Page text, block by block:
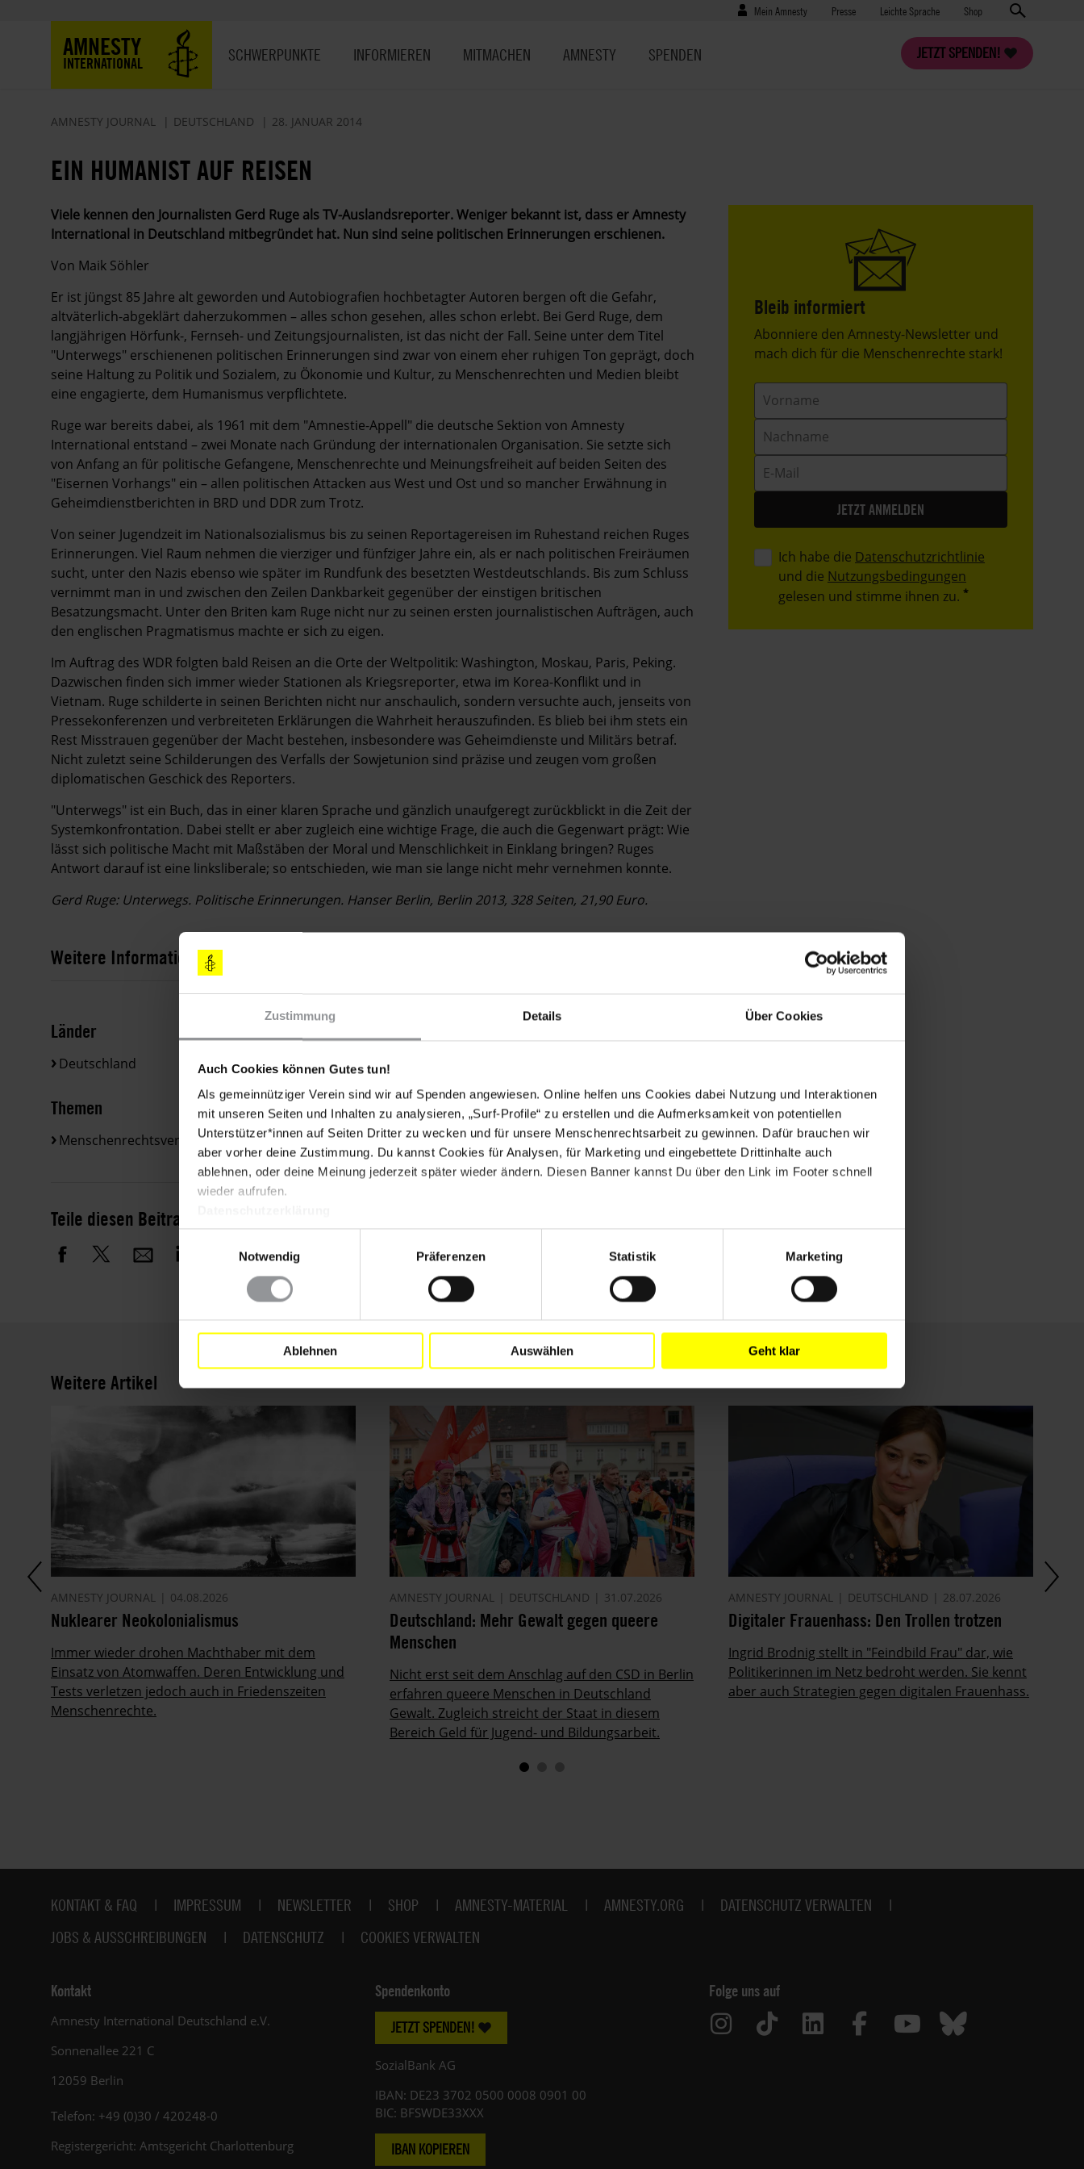
Zustimmung Details Über Cookies
Auch Cookies können Gutes tun!
Als gemeinnütziger Verein sind wir auf Spenden angewiesen. Online helfen uns Cookies dabei Nutzung und Interaktionen
mit unseren Seiten und Inhalten zu analysieren, „Surf-Profile“ zu erstellen und die Aufmerksamkeit von potentiellen
Unterstützer*innen auf Seiten Dritter zu wecken und für unsere Menschenrechtsarbeit zu gewinnen. Dafür brauchen wir
aber vorher deine Zustimmung. Du kannst Cookies für Analysen, für Marketing und eingebettete Drittinhalte auch
ablehnen, oder deine Meinung jederzeit später wieder ändern. Diesen Banner kannst Du über den Link im Footer schnell
wieder aufrufen.
Notwendig
Präferenzen Statistik Marketing
Ablehnen Auswählen Geht klar
Benutzermenü
Mein Amnesty Presse
Presse Leichte Sprache Shop
AMNESTY
INTERNATIONAL
JETZT SPENDEN!
SCHWERPUNKTE INFORMIEREN MITMACHEN AMNESTY SPENDEN
AMNESTY JOURNAL DEUTSCHLAND 28. JANUAR 2014
EIN HUMANIST AUF REISEN
Viele kennen den Journalisten Gerd Ruge als TV-Auslands­reporter. ­Weniger bekannt ist, dass er Amnesty
International in Deutschland mitbegründet hat. Nun sind seine politischen Erinnerungen ­erschienen.
Von Maik Söhler
Er ist jüngst 85 Jahre alt geworden und Autobiografien hochbetagter Autoren bergen oft die Gefahr,
altväterlich-abgeklärt daherzukommen – alles schon gesehen, alles schon erlebt. Bei Gerd Ruge, dem
langjährigen Hörfunk-, Fernseh- und Zeitungsjournalisten, ist das nicht der Fall. Seine unter dem Titel
"Unterwegs" erschienenen politischen Erinnerungen sind zwar von einem eher ruhigen Ton geprägt, doch
seine Haltung zu Politik und Sozialem, zu Ökonomie und Kultur, zu Menschenrechten und Medien bleibt
eine engagierte, dem Humanismus verpflichtete.
Ruge war bereits dabei, als 1961 mit dem "Amnestie-Appell" die deutsche Sektion von Amnesty
International entstand – zwei Monate nach Gründung der internationalen Organisation. Sie setzte sich
von Anfang an für politische Gefangene, Menschenrechte und Meinungsfreiheit auf beiden Seiten des
"Eisernen Vorhangs" ein – allen politischen Attacken aus West und Ost und so mancher Erwähnung in
Geheimdienstberichten in BRD und DDR zum Trotz.
Von seiner Jugendzeit im Nationalsozialismus bis zu seinen Reportagereisen im Ruhestand reichen Ruges
Erinnerungen. Viel Raum nehmen die vierziger und fünfziger Jahre ein, als er nach politischen Freiräumen
sucht, unter den Nazis ebenso wie später im Rundfunk des besetzten Westdeutschlands. Bis zum Schluss
vernimmt man in und zwischen den Zeilen Dankbarkeit gegenüber der einstigen britischen
Besatzungsmacht. Unter den Briten kam Ruge nicht nur zu seinen ersten journalistischen Aufträgen, auch
den englischen Pragmatismus machte er sich zu eigen.
Im Auftrag des WDR folgten bald Reisen an die Orte der Weltpolitik: Wa­shington, Moskau, Paris, Peking.
Dazwischen finden sich immer wieder Stationen als Kriegsreporter, etwa im Korea-Konflikt und in
Vietnam. Ruge schilderte in seinen Berichten nicht nur ­anschaulich, sondern versuchte auch, jenseits von
Pressekonferenzen und verbreiteten Erklärungen die Wahrheit herauszufinden. Es blieb bei ihm stets ein
Rest Misstrauen gegenüber der Macht bestehen, insbesondere was Geheimdienste und Militärs betraf.
Nicht zuletzt seine Schilderungen des Verfalls der Sowjetunion sind präzise und zeugen vom großen
diplomatischen Geschick des Reporters.
"Unterwegs" ist ein Buch, das in einer klaren Sprache und gänzlich unaufgeregt zurückblickt in die Zeit der
Systemkonfrontation. Dabei stellt er aber zugleich eine wichtige Frage, die auch die Gegenwart prägt: Wie
lässt sich politische Macht mit Maßstäben der Moral und Menschlichkeit in Einklang bringen? Ruges
Antwort darauf ist eine linksliberale; so entschieden, wie man sie lange nicht mehr vernehmen konnte.
Gerd Ruge: Unterwegs. Politische Erinnerungen. Hanser ­Berlin, Berlin 2013, 328 Seiten, 21,90 Euro.
Weitere Informationen
Länder
Deutschland
Themen
Menschenrechtsverteidiger*innen
Teile diesen Beitrag
Drucken
Bleib informiert
Header
Text
Abonniere den Amnesty-Newsletter und
mach dich für die Menschenrechte stark!
Vorname
Nachname
E-
Mail
Ich habe die Datenschutzrichtlinie
und die Nutzungsbedingungen
gelesen und stimme ihnen zu.
Weitere Artikel
AMNESTY JOURNAL 04.08.2026
Nuklearer Neokolonialismus
Immer wieder drohen Machthaber mit dem
Einsatz von Atomwaffen. Deren Entwicklung und
Tests verletzen jedoch auch in Friedenszeiten
Menschenrechte.
AMNESTY JOURNAL DEUTSCHLAND 31.07.2026
Deutschland: Mehr Gewalt gegen queere
Menschen
Nicht erst seit dem Anschlag auf den CSD in Berlin
erfahren queere Menschen in Deutschland
Gewalt. Zugleich streicht der Staat in diesem
Bereich Geld für Jugend- und Bildungsarbeit.
AMNESTY JOURNAL DEUTSCHLAND 28.07.2026
Digitaler Frauenhass: Den Trollen trotzen
Ingrid Brodnig stellt in "Feindbild Frau" dar, wie
Politikerinnen im Netz bedroht werden. Sie kennt
aber auch Strategien gegen digitalen Frauenhass.
Fußbereich
KONTAKT & FAQ IMPRESSUM NEWSLETTER SHOP AMNESTY-MATERIAL AMNESTY.ORG
DATENSCHUTZ VERWALTEN
JOBS & AUSSCHREIBUNGEN
DATENSCHUTZ COOKIES VERWALTEN
Kontakt
Amnesty International Deutschland e.V.
Sonnenallee 221 C
12059 Berlin
Telefon: +49 (0)30 / 420248-0
Registergericht: Amtsgericht Charlottenburg
Spendenkonto
JETZT SPENDEN!
SozialBank AG
IBAN: DE23 3702 0500 0008 0901 00
BIC: BFSWDE33XXX
IBAN KOPIEREN
Folge uns auf